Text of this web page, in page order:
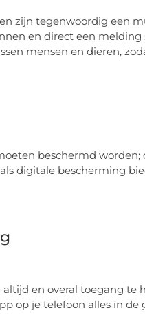
zijn tegenwoordig een
en direct een
mensen en dieren,
beschermd
digitale bescherming
en overal toegang
op je telefoon alles in